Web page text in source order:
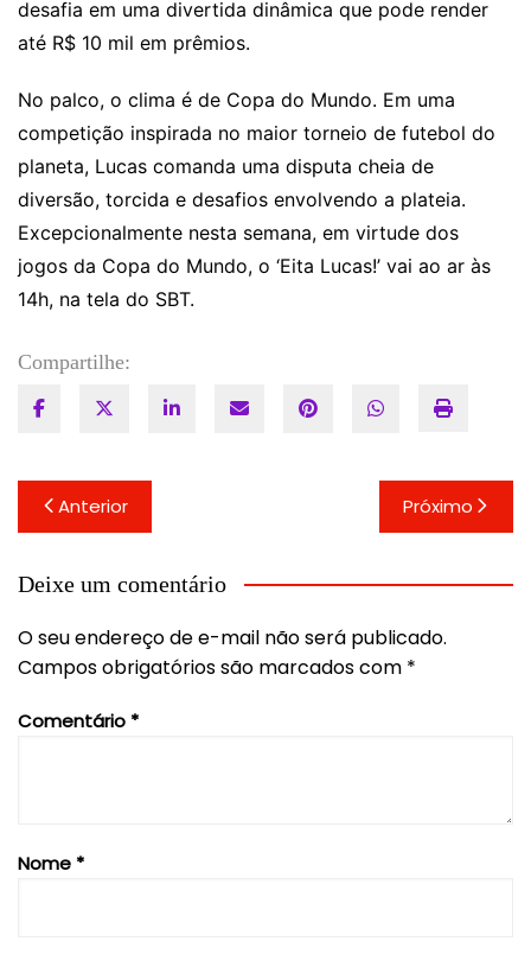
desafia em uma divertida dinâmica que pode render
até R$ 10 mil em prêmios.
No palco, o clima é de Copa do Mundo. Em uma
competição inspirada no maior torneio de futebol do
planeta, Lucas comanda uma disputa cheia de
diversão, torcida e desafios envolvendo a plateia.
Excepcionalmente nesta semana, em virtude dos
jogos da Copa do Mundo, o ‘Eita Lucas!’ vai ao ar às
14h, na tela do SBT.
Compartilhe:
Navegação
de
Post
Anterior Próximo
Deixe um comentário
O seu endereço de e-mail não será publicado.
Campos obrigatórios são marcados com *
Comentário *
Nome *